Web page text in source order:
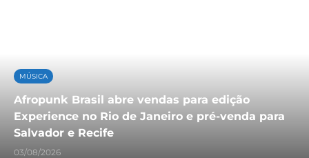
MÚSICA
Afropunk Brasil abre vendas para edição
Experience no Rio de Janeiro e pré-venda para
Salvador e Recife
03/08/2026